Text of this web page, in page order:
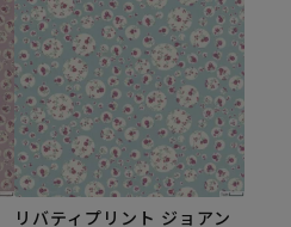
リバティプリント ジョアン